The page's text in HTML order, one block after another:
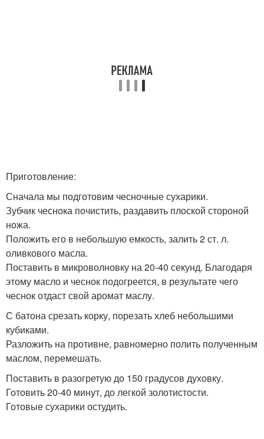
Приготовление:
Сначала мы подготовим чесночные сухарики.
Зубчик чеснока почистить, раздавить плоской стороной
ножа.
Положить его в небольшую емкость, залить 2 ст. л.
оливкового масла.
Поставить в микроволновку на 20-40 секунд. Благодаря
этому масло и чеснок подогреется, в результате чего
чеснок отдаст свой аромат маслу.
С батона срезать корку, порезать хлеб небольшими
кубиками.
Разложить на противне, равномерно полить полученным
маслом, перемешать.
Поставить в разогретую до 150 градусов духовку.
Готовить 20-40 минут, до легкой золотистости.
Готовые сухарики остудить.